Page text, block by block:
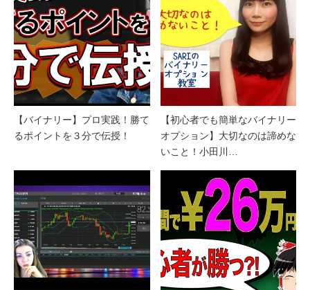
【バイナリー】プロ実践！勝て
るポイントを３分で伝授！
【初心者でも簡単なバイナリー
オプション】大切なのは諦めな
いこと！小田川…